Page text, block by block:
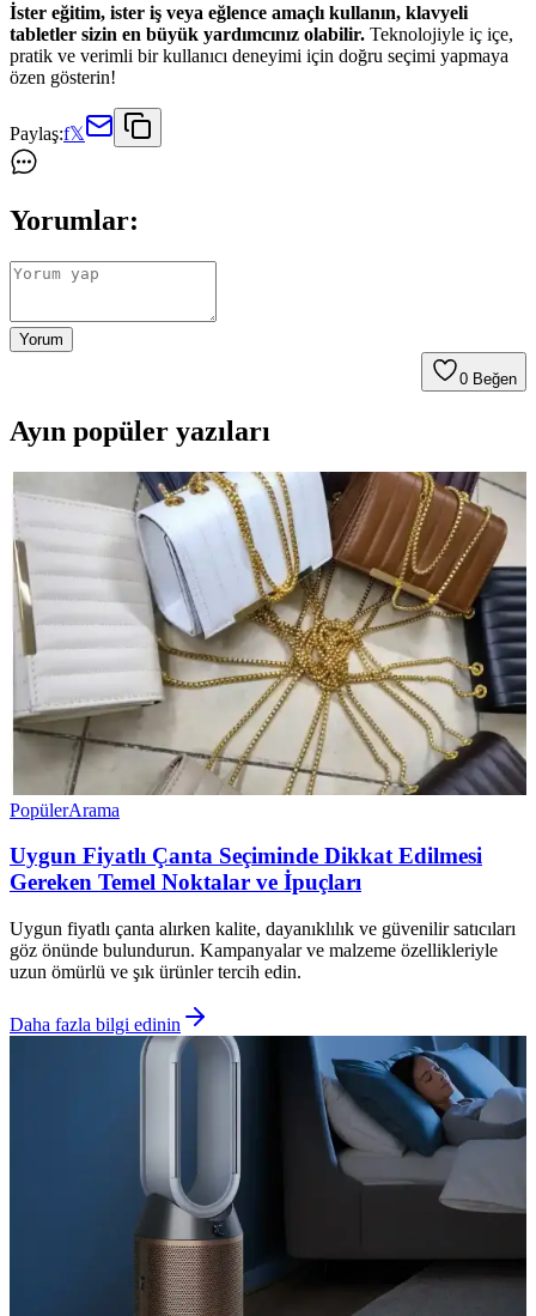
İster eğitim, ister iş veya eğlence amaçlı kullanın, klavyeli
tabletler sizin en büyük yardımcınız olabilir. Teknolojiyle iç içe,
pratik ve verimli bir kullanıcı deneyimi için doğru seçimi yapmaya
özen gösterin!
Paylaş:f𝕏
Yorumlar:
Yorum
0 Beğen
Ayın popüler yazıları
PopülerArama
Uygun Fiyatlı Çanta Seçiminde Dikkat Edilmesi
Gereken Temel Noktalar ve İpuçları
Uygun fiyatlı çanta alırken kalite, dayanıklılık ve güvenilir satıcıları
göz önünde bulundurun. Kampanyalar ve malzeme özellikleriyle
uzun ömürlü ve şık ürünler tercih edin.
Daha fazla bilgi edinin